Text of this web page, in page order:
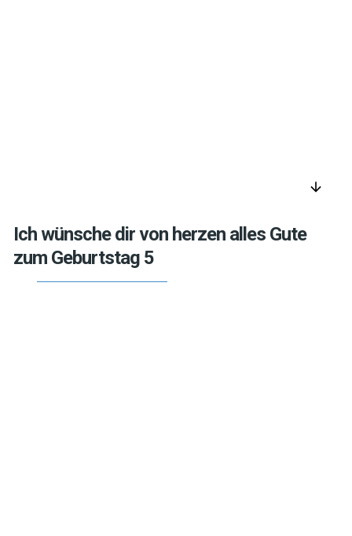
arrow_downward
Ich wünsche dir von herzen alles Gute
zum Geburtstag 5